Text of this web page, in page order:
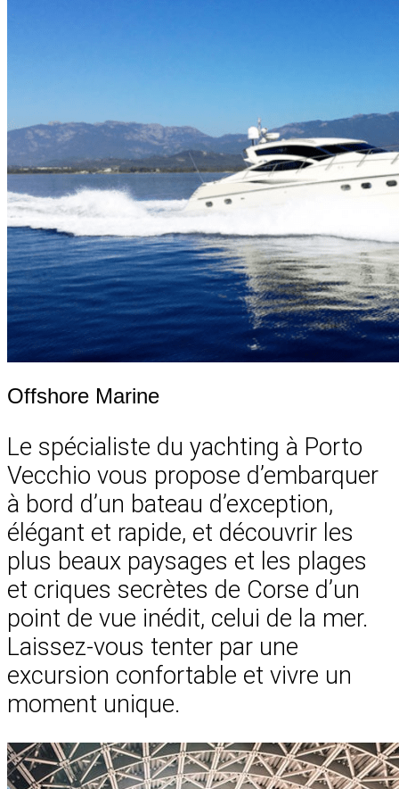
Offshore Marine
Le spécialiste du yachting à Porto
Vecchio vous propose d’embarquer
à bord d’un bateau d’exception,
élégant et rapide, et découvrir les
plus beaux paysages et les plages
et criques secrètes de Corse d’un
point de vue inédit, celui de la mer.
Laissez-vous tenter par une
excursion confortable et vivre un
moment unique.